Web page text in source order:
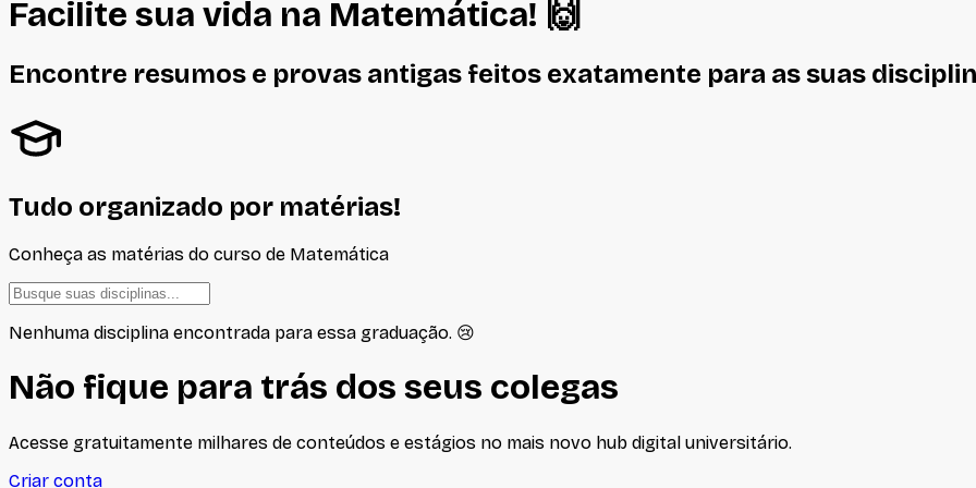
Facilite sua vida na Matemática! 🙌
Encontre resumos e provas antigas feitos exatamente para as suas
Tudo organizado por matérias!
Conheça as matérias do curso de Matemática
Nenhuma disciplina encontrada para essa graduação. 😢
Não fique para trás dos seus colegas
Acesse gratuitamente milhares de conteúdos e estágios no mais novo hub digital universitário.
Criar conta